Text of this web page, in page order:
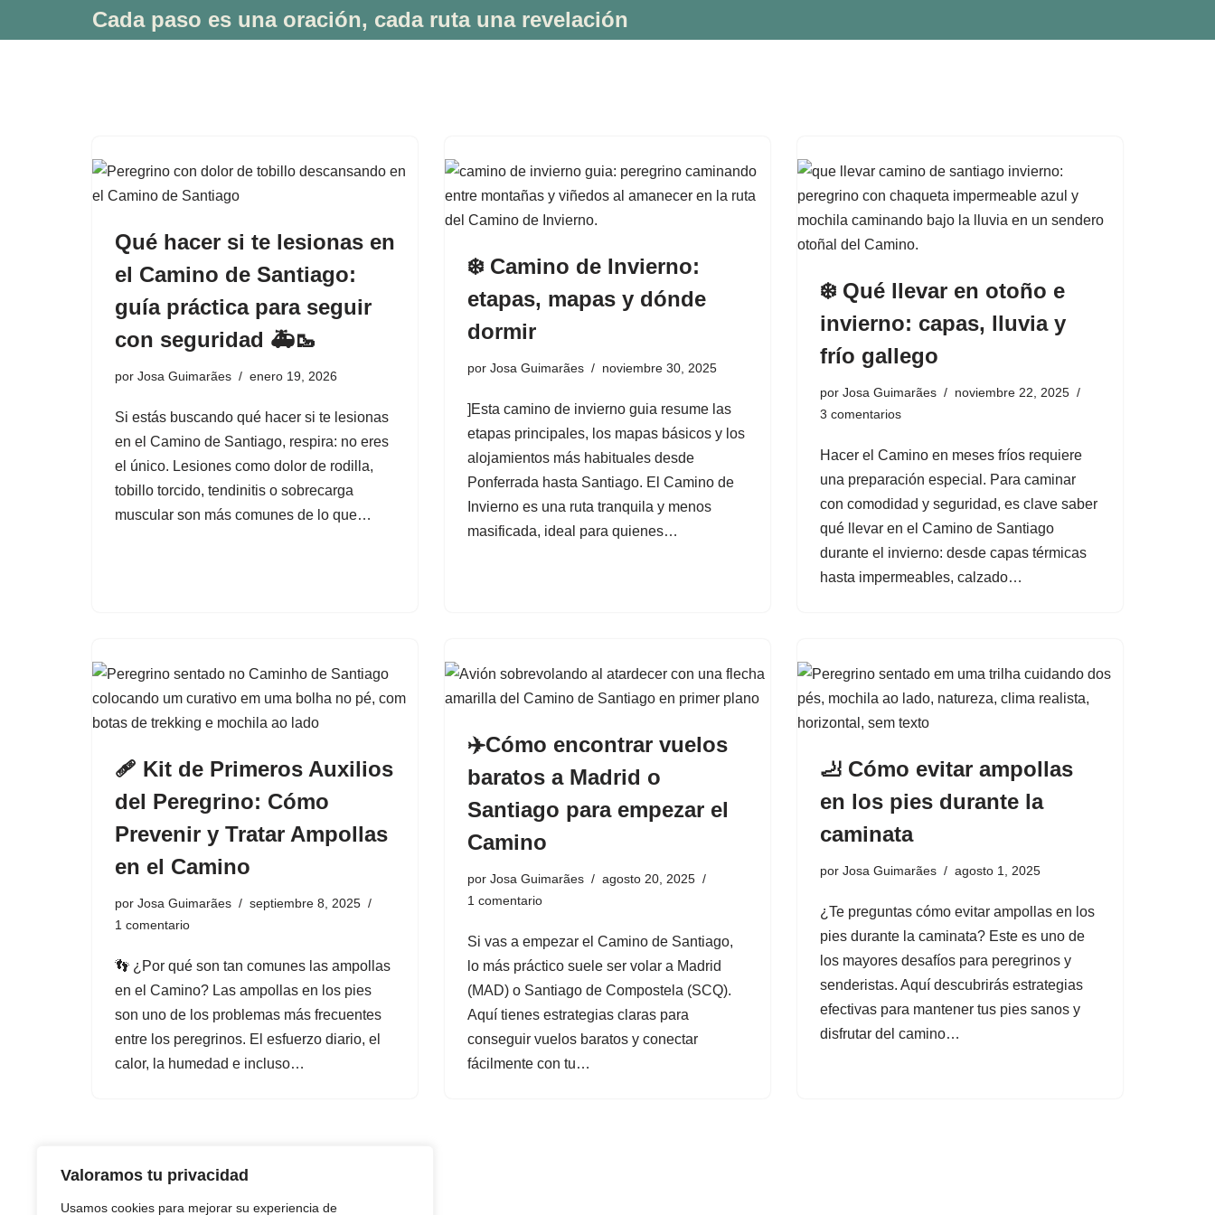
Valoramos tu privacidad
Usamos cookies para mejorar su experiencia de
Cada paso es una oración, cada ruta una revelación
Qué hacer si te lesionas en
el Camino de Santiago:
guía práctica para seguir
con seguridad 🚑🥾
por Josa Guimarães enero 19, 2026
Si estás buscando qué hacer si te lesionas
en el Camino de Santiago, respira: no eres
el único. Lesiones como dolor de rodilla,
tobillo torcido, tendinitis o sobrecarga
muscular son más comunes de lo que…
❄️ Camino de Invierno:
etapas, mapas y dónde
dormir
por Josa Guimarães noviembre 30, 2025
]Esta camino de invierno guia resume las
etapas principales, los mapas básicos y los
alojamientos más habituales desde
Ponferrada hasta Santiago. El Camino de
Invierno es una ruta tranquila y menos
masificada, ideal para quienes…
❄️ Qué llevar en otoño e
invierno: capas, lluvia y
frío gallego
por Josa Guimarães
noviembre 22, 2025
3 comentarios
Hacer el Camino en meses fríos requiere
una preparación especial. Para caminar
con comodidad y seguridad, es clave saber
qué llevar en el Camino de Santiago
durante el invierno: desde capas térmicas
hasta impermeables, calzado…
🩹 Kit de Primeros Auxilios
del Peregrino: Cómo
Prevenir y Tratar Ampollas
en el Camino
por Josa Guimarães
septiembre 8, 2025
1 comentario
👣 ¿Por qué son tan comunes las ampollas
en el Camino? Las ampollas en los pies
son uno de los problemas más frecuentes
entre los peregrinos. El esfuerzo diario, el
calor, la humedad e incluso…
✈️Cómo encontrar vuelos
baratos a Madrid o
Santiago para empezar el
Camino
por Josa Guimarães
agosto 20, 2025
1 comentario
Si vas a empezar el Camino de Santiago,
lo más práctico suele ser volar a Madrid
(MAD) o Santiago de Compostela (SCQ).
Aquí tienes estrategias claras para
conseguir vuelos baratos y conectar
fácilmente con tu…
🦶 Cómo evitar ampollas
en los pies durante la
caminata
por Josa Guimarães agosto 1, 2025
¿Te preguntas cómo evitar ampollas en los
pies durante la caminata? Este es uno de
los mayores desafíos para peregrinos y
senderistas. Aquí descubrirás estrategias
efectivas para mantener tus pies sanos y
disfrutar del camino…